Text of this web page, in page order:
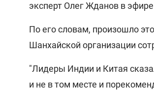
эксперт Олег Жданов в эфире
По его словам, произошло
Шанхайской организации
"Лидеры Индии и Китая
и не в том месте и